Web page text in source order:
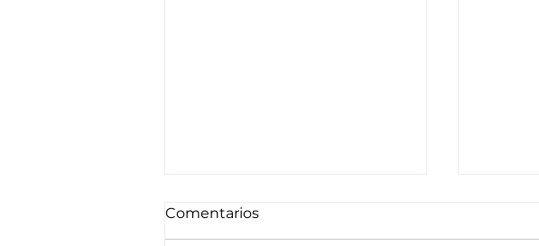
Comentarios